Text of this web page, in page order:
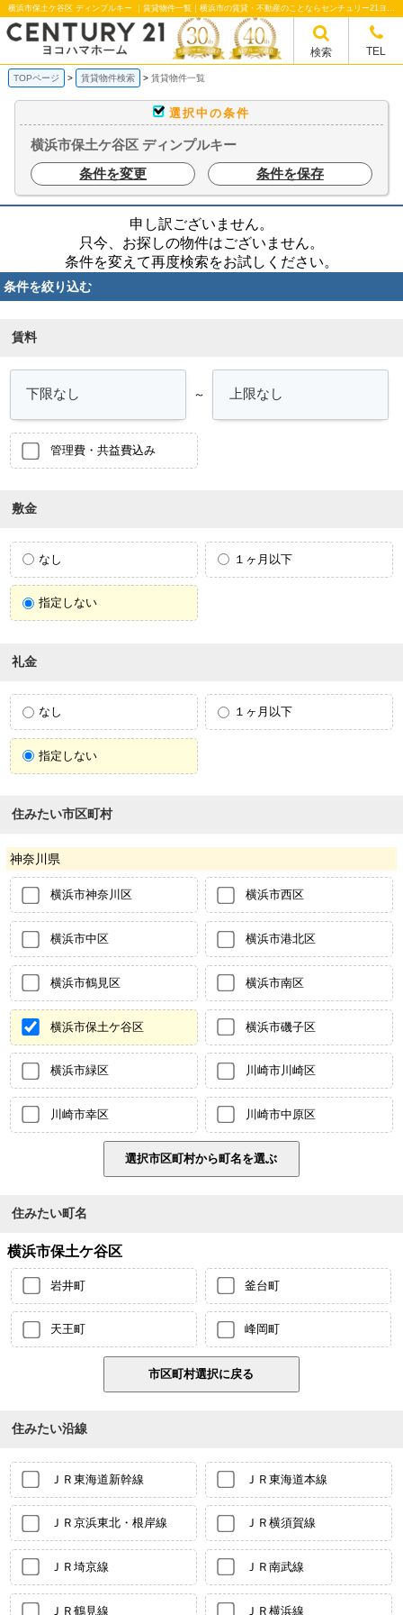
横浜市保土ケ谷区 ディンプルキー ｜賃貸物件一覧｜横浜市の賃貸・不動産のことならセンチュリー21ヨコハマホームへ！横浜市の賃貸仲介や不動産売却・買取、不動産管理など不動産のことならなんでもご相談ください。
検索 TEL
TOPページ 賃貸物件検索 賃貸物件一覧
選択中の条件
横浜市保土ケ谷区 ディンプルキー
条件を変更
条件を保存
申し訳ございません。
只今、お探しの物件はございません。
条件を変えて再度検索をお試しください。
条件を絞り込む
賃料
～
管理費・共益費込み
敷金
なし １ヶ月以下
指定しない
礼金
なし １ヶ月以下
指定しない
住みたい市区町村
神奈川県
横浜市神奈川区 横浜市西区
横浜市中区 横浜市港北区
横浜市鶴見区 横浜市南区
横浜市保土ケ谷区 横浜市磯子区
横浜市緑区 川崎市川崎区
川崎市幸区 川崎市中原区
住みたい町名
横浜市保土ケ谷区
岩井町 釜台町
天王町 峰岡町
住みたい沿線
ＪＲ東海道新幹線 ＪＲ東海道本線
ＪＲ京浜東北・根岸線 ＪＲ横須賀線
ＪＲ埼京線 ＪＲ南武線
ＪＲ鶴見線 ＪＲ横浜線